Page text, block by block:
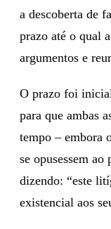
a descoberta de
prazo até o qual
argumentos e
O prazo foi
para que ambas
tempo – embora
se opusessem
dizendo: “este
existencial aos